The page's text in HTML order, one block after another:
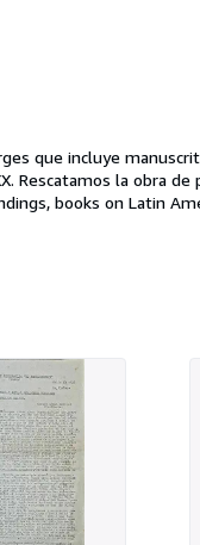
que incluye
Rescatamos la obra
books on Latin
of Latin